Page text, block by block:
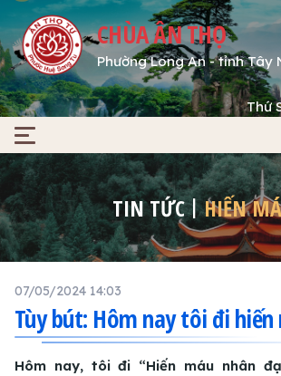
CHÙA ÂN THỌ
Phường Long An - tỉnh Tây
Thứ
TIN TỨC HIẾN
07/05/2024 14:03
Tùy bút: Hôm nay tôi đi hiến
Hôm nay, tôi đi “Hiến máu nhân